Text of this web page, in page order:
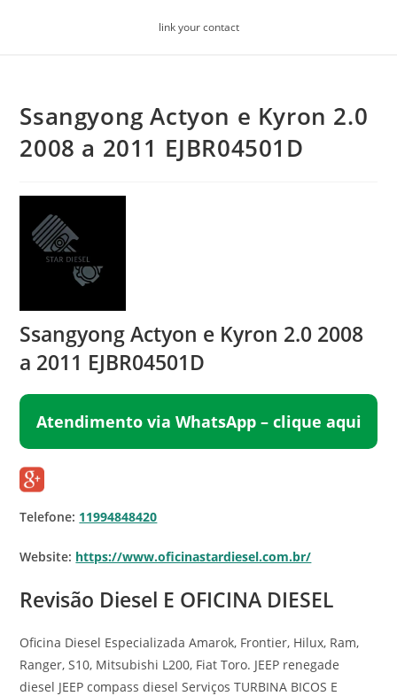
link your contact
Ssangyong Actyon e Kyron 2.0
2008 a 2011 EJBR04501D
Ssangyong Actyon e Kyron 2.0 2008
a 2011 EJBR04501D
Atendimento via WhatsApp – clique aqui
Telefone: 11994848420
Website: https://www.oficinastardiesel.com.br/
Revisão Diesel E OFICINA DIESEL
Oficina Diesel Especializada Amarok, Frontier, Hilux, Ram,
Ranger, S10, Mitsubishi L200, Fiat Toro. JEEP renegade
diesel JEEP compass diesel Serviços TURBINA BICOS E